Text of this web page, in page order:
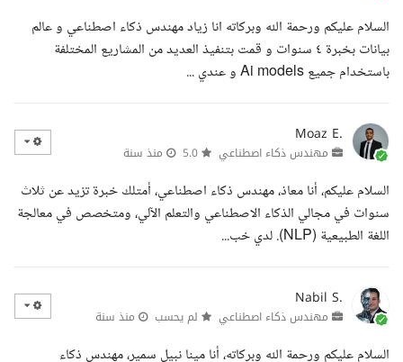
السلام عليكم ورحمة الله وبركاته انا زياد مهندس ذكاء اصطناعي و عالم
بيانات بخبرة ٤ سنوات و قمت بتنفيذ العديد من المشاريع المختلفة
باستخدام جميع Ai models و عندي ...
Moaz E.
مهندس ذكاء اصطناعي منذ سنة
السلام عليكم، أنا معاذ، مهندس ذكاء اصطناعي، أمتلك خبرة تزيد عن ثلاث
سنوات في مجالي الذكاء الاصطناعي والتعلم الآلي، ومتخصص في معالجة
اللغة الطبيعية (NLP). لدي خب...
Nabil S.
مهندس ذكاء اصطناعي لم يحسب منذ سنة
السلام عليكم ورحمة الله وبركاته، أنا مينا نبيل سمير، مهندس ذكاء